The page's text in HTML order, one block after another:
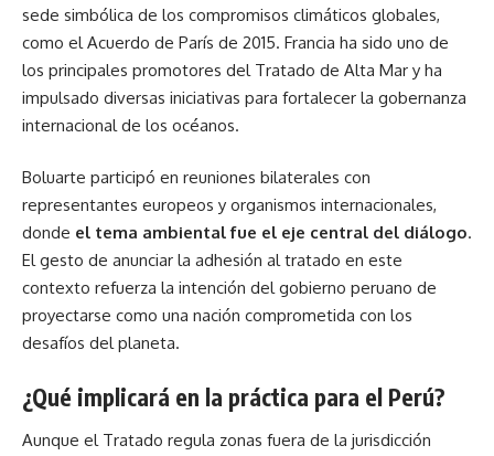
sede simbólica de los compromisos climáticos globales,
como el Acuerdo de París de 2015. Francia ha sido uno de
los principales promotores del Tratado de Alta Mar y ha
impulsado diversas iniciativas para fortalecer la gobernanza
internacional de los océanos.
Boluarte participó en reuniones bilaterales con
representantes europeos y organismos internacionales,
donde el tema ambiental fue el eje central del diálogo.
El gesto de anunciar la adhesión al tratado en este
contexto refuerza la intención del gobierno peruano de
proyectarse como una nación comprometida con los
desafíos del planeta.
¿Qué implicará en la práctica para el Perú?
Aunque el Tratado regula zonas fuera de la jurisdicción